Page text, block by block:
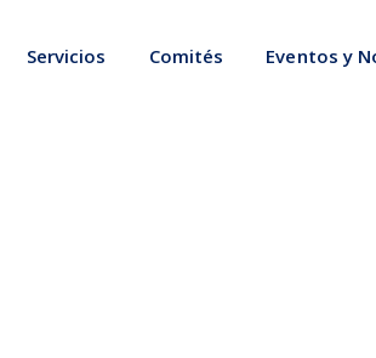
Servicios Comités Eventos y